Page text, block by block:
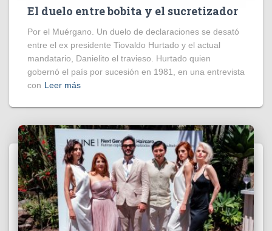
El duelo entre bobita y el sucretizador
Por el Muérgano. Un duelo de declaraciones se desató
entre el ex presidente Tiovaldo Hurtado y el actual
mandatario, Danielito el travieso. Hurtado quien
gobernó el país por sucesión en 1981, en una entrevista
con Leer más